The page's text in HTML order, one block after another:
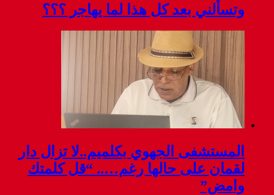
وتسألني بعد كل هذا لما يهاجر ؟؟؟
المستشفى الجهوي بكلميم..لا تزال دار
لقمان على حالها رغم….. “قل كلمتك
وامض”